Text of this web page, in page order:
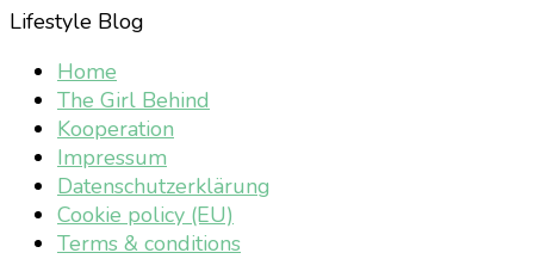
Lifestyle Blog
Home
The Girl Behind
Kooperation
Impressum
Datenschutzerklärung
Cookie policy (EU)
Terms & conditions